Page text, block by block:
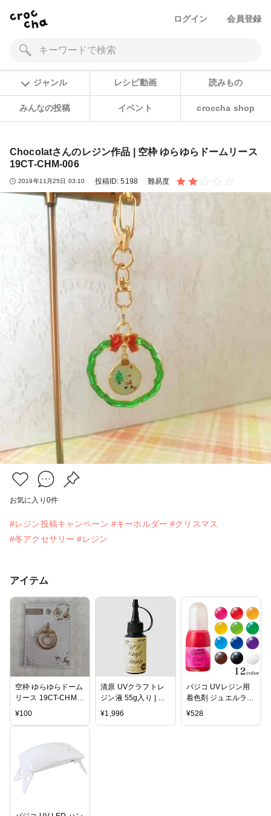
ログイン 会員登録
ジャンル レシピ動画 読みもの
みんなの投稿 イベント croccha shop
Chocolatさんのレジン作品 | 空枠 ゆらゆらドームリース
19CT-CHM-006
2019年11月25日 03:10 投稿ID:5198 難易度
お気に入り 0件
#レジン投稿キャンペーン #キーホルダー #クリスマス
#冬アクセサリー #レジン
アイテム
空枠 ゆらゆらドーム
リース 19CT-CHM-
006
¥100
清原 UVクラフトレ
ジン液 55g入り | レ
ジン レジン液 UVレ
ジン液 紫外線硬化
¥1,996
パジコ UVレジン用
着色剤 ジュエルラビ
リンス 宝石の雫 | レ
¥528